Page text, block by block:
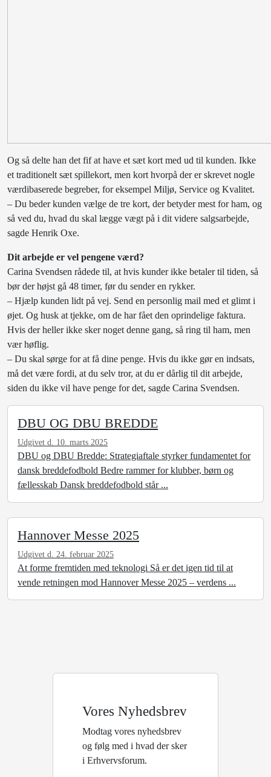
Og så delte han det fif at have et sæt kort med ud til kunden. Ikke
et traditionelt sæt spillekort, men kort hvorpå der er skrevet nogle
værdibaserede begreber, for eksempel Miljø, Service og Kvalitet.
– Du beder kunden vælge de tre kort, der betyder mest for ham, og
så ved du, hvad du skal lægge vægt på i dit videre salgsarbejde,
sagde Henrik Oxe.
Dit arbejde er vel pengene værd?
Carina Svendsen rådede til, at hvis kunder ikke betaler til tiden, så
bør der højst gå 48 timer, før du sender en rykker.
– Hjælp kunden lidt på vej. Send en personlig mail med et glimt i
øjet. Og husk at tjekke, om de har fået den oprindelige faktura.
Hvis der heller ikke sker noget denne gang, så ring til ham, men
vær høflig.
– Du skal sørge for at få dine penge. Hvis du ikke gør en indsats,
må det være fordi, at du selv tror, at du er dårlig til dit arbejde,
siden du ikke vil have penge for det, sagde Carina Svendsen.
DBU OG DBU BREDDE
Udgivet d. 10. marts 2025
DBU og DBU Bredde: Strategiaftale styrker fundamentet for
dansk breddefodbold Bedre rammer for klubber, børn og
fællesskab Dansk breddefodbold står ...
Hannover Messe 2025
Udgivet d. 24. februar 2025
At forme fremtiden med teknologi Så er det igen tid til at
vende retningen mod Hannover Messe 2025 – verdens ...
Vores Nyhedsbrev
Modtag vores nyhedsbrev
og følg med i hvad der sker
i Erhvervsforum.